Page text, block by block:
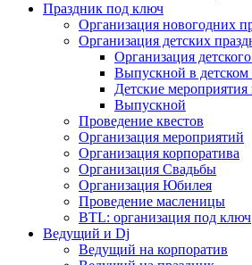
Праздник под ключ
Организация новогодних
Организация детских
Организация
Выпускной в детском
Детские
Выпускной
Проведение квестов
Организация мероприятий
Организация корпоратива
Организация Свадьбы
Организация Юбилея
Проведение масленицы
BTL: организация под ключ
Ведущий и Dj
Ведущий на корпоратив